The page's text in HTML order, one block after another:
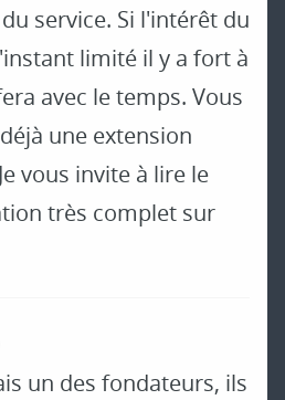
service. Si l'intérêt du
limité il y a fort à
avec le temps. Vous
une extension
vous invite à lire le
très complet sur
un des fondateurs, ils